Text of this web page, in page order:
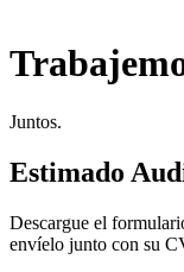
Juntos.
Estimado
Descargue el
envíelo junto con su